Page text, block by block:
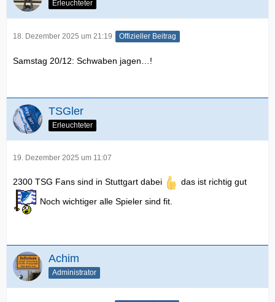
Erleuchteter
18. Dezember 2025 um 21:19 Offizieller Beitrag
Samstag 20/12: Schwaben jagen…!
TSGler
Erleuchteter
19. Dezember 2025 um 11:07
2300 TSG Fans sind in Stuttgart dabei
das ist richtig gut
Noch wichtiger alle Spieler sind fit.
Achim
Administrator